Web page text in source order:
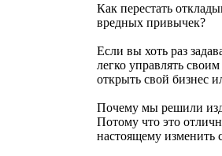
Как перестать
вредных привычек?
Если вы хоть раз
легко управлять
открыть свой бизнес
Почему мы решили
Потому что это
настоящему изменить